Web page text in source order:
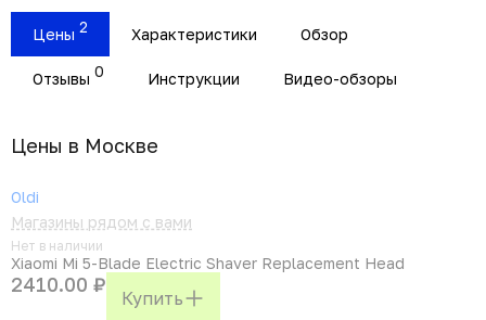
Цены 2 Характеристики Обзор
Отзывы 0 Инструкции Видео-обзоры
Цены в Москвe
Oldi
Магазины рядом с вами
Нет в наличии
Xiaomi Mi 5-Blade Electric Shaver Replacement Head
2410.00 ₽
Купить